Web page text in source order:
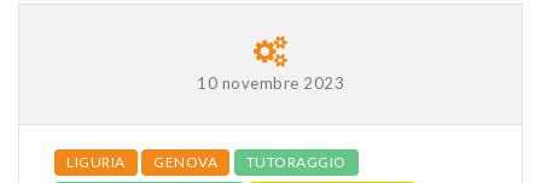
10 novembre 2023
LIGURIA GENOVA
TUTORAGGIO